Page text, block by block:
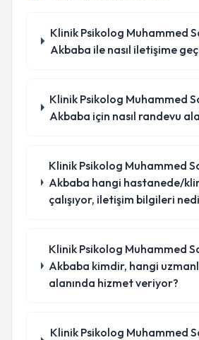
Klinik Psikolog Muhammed
Akbaba ile nasıl iletişime
Klinik Psikolog Muhammed
Akbaba için nasıl randevu
Klinik Psikolog Muhammed
Akbaba hangi hastanede/
çalışıyor, iletişim bilgileri
Klinik Psikolog Muhammed
Akbaba kimdir, hangi
alanında hizmet veriyor?
Klinik Psikolog Muhammed